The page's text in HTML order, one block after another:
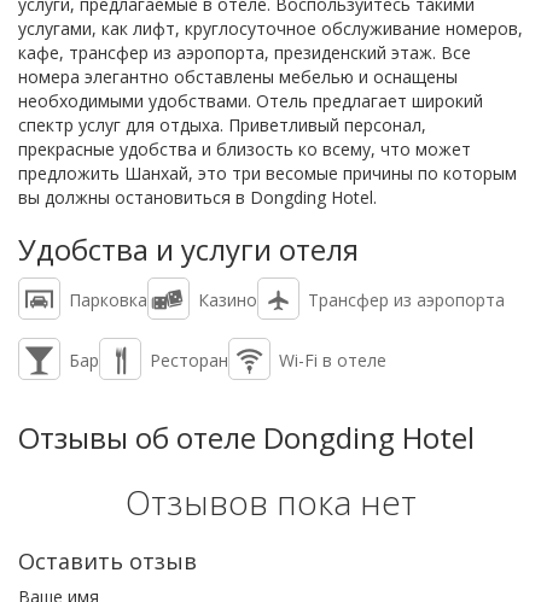
услугами, как лифт, круглосуточное обслуживание номеров,
кафе, трансфер из аэропорта, президенский этаж. Все
номера элегантно обставлены мебелью и оснащены
необходимыми удобствами. Отель предлагает широкий
спектр услуг для отдыха. Приветливый персонал,
прекрасные удобства и близость ко всему, что может
предложить Шанхай, это три весомые причины по которым
вы должны остановиться в Dongding Hotel.
Удобства и услуги отеля
Парковка Казино Трансфер из аэропорта
Бар Ресторан Wi-Fi в отеле
Отзывы об отеле Dongding Hotel
Отзывов пока нет
Оставить отзыв
Ваше имя